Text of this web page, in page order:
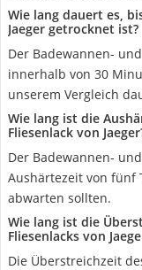
Wie lang dauert es,
Jaeger getrocknet ist?
Der Badewannen-
innerhalb von 30
unserem Vergleich
Wie lang ist die
Fliesenlack von
Der Badewannen-
Aushärtezeit von fünf
abwarten sollten.
Wie lang ist die
Fliesenlacks von
Die Überstreichzeit